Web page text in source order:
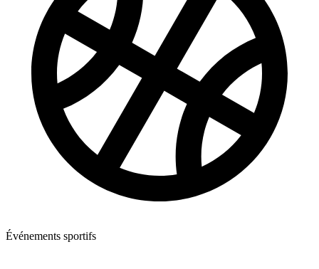
Événements sportifs